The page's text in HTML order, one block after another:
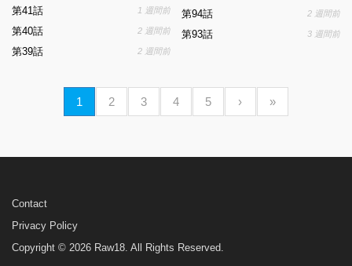
第41話 1 週間前
第40話 2 週間前
第39話 2 週間前
第94話 2 週間前
第93話 3 週間前
1 2 3 4 5 › »
Contact
Privacy Policy
Copyright © 2026 Raw18. All Rights Reserved.